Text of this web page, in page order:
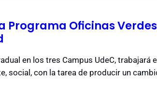
Programa Oficinas
en los tres Campus UdeC, trabajará
social, con la tarea de producir un